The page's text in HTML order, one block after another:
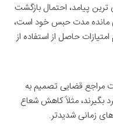
پیامد، احتمال بازگشت
مانده مدت حبس خود است،
حاصل از استفاده از
مراجع قضایی تصمیم به
بگیرند، مثلاً کاهش شعاع
زمانی شدیدتر.